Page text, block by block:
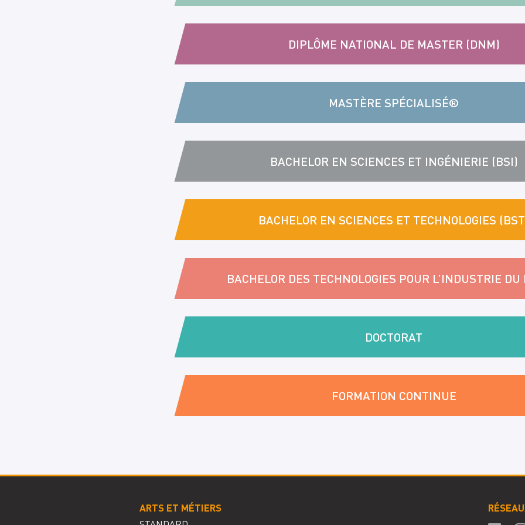
DIPLÔME NATIONAL DE MASTER (DNM)
MASTÈRE SPÉCIALISÉ®
BACHELOR EN SCIENCES ET INGÉNIERIE (BSI)
BACHELOR EN SCIENCES ET TECHNOLOGIES
BACHELOR DES TECHNOLOGIES POUR L’INDUSTRIE
DOCTORAT
FORMATION CONTINUE
ARTS ET MÉTIERS